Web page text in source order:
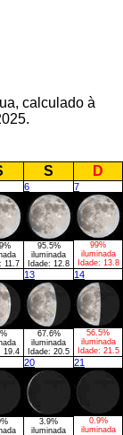
calculado à
S D
11.7
6
95.5%
iluminada
Idade: 12.8
7
99%
iluminada
Idade: 13.8
19.4
13
67.6%
iluminada
Idade: 20.5
14
56.5%
iluminada
Idade: 21.5
20
3.9%
iluminada
21
0.9%
iluminada